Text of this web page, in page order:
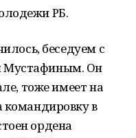
РБ.
беседуем с
Мустафиным. Он
тоже имеет на
командировку в
ордена